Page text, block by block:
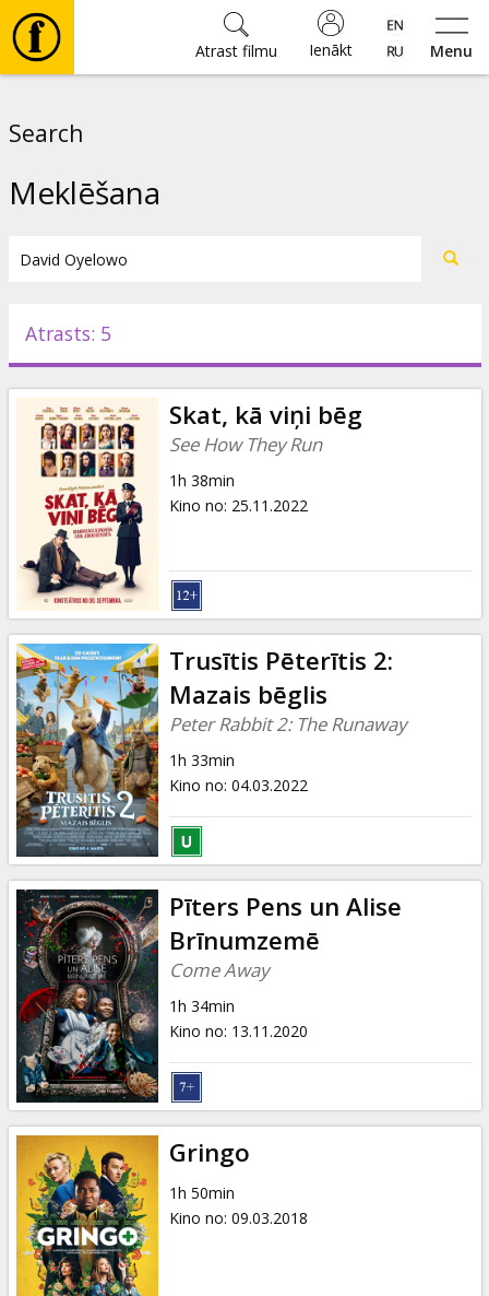
Menu
Ienākt
Atrast filmu
Pasākumi
Ziņas
Dāvanu
kartes
Uzkodas
B2B
Kino
Klubs
Search
Meklēšana
Atrasts: 5
Skat, kā viņi bēg
See How They Run
1h 38min
Kino no: 25.11.2022
Trusītis Pēterītis 2:
Mazais bēglis
Peter Rabbit 2: The Runaway
1h 33min
Kino no: 04.03.2022
Pīters Pens un Alise
Brīnumzemē
Come Away
1h 34min
Kino no: 13.11.2020
Gringo
1h 50min
Kino no: 09.03.2018